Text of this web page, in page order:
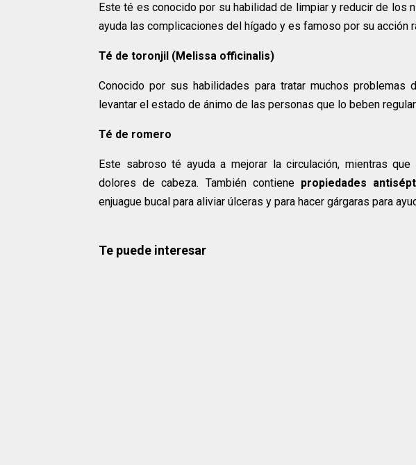
Este té es conocido por su habilidad de limpiar y reducir de los
ayuda las complicaciones del hígado y es famoso por su acción
Té de toronjil (Melissa officinalis)
Conocido por sus habilidades para tratar muchos problemas
levantar el estado de ánimo de las personas que lo beben
Té de romero
Este sabroso té ayuda a mejorar la circulación, mientras
dolores de cabeza. También contienepropiedades
enjuague bucal para aliviar úlceras y para hacer gárgaras para
Te puede interesar